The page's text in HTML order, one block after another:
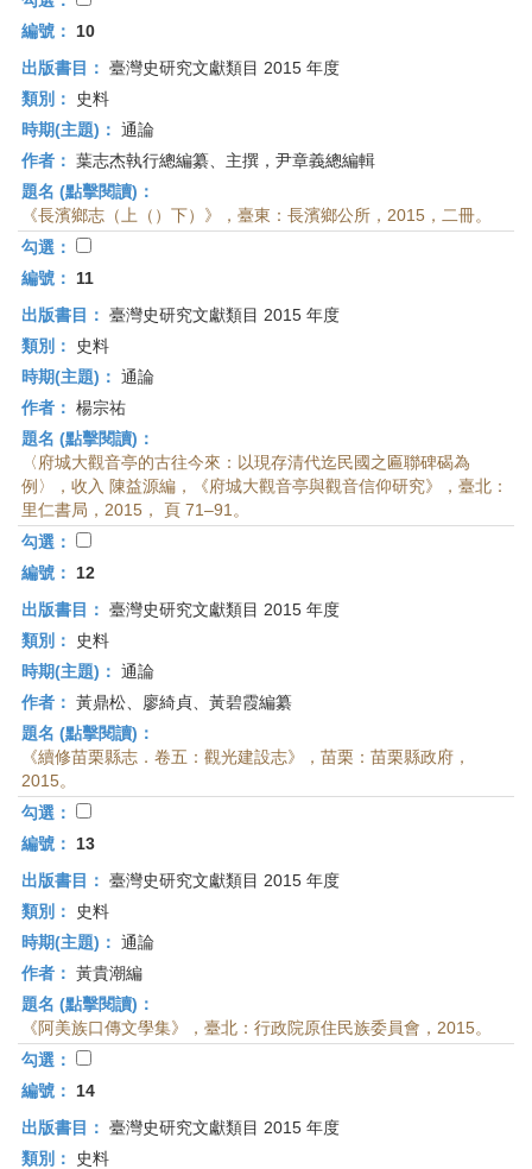
編號：
10
出版書目： 臺灣史研究文獻類目 2015 年度
類別：
史料
時期(主題)： 通論
作者： 葉志杰執行總編纂、主撰，尹章義總編輯
題名 (點擊閱讀)：
《長濱鄉志（上（）下）》，臺東：長濱鄉公所，2015，二冊。
勾選：
編號：
11
出版書目： 臺灣史研究文獻類目 2015 年度
類別：
史料
時期(主題)： 通論
作者： 楊宗祐
題名 (點擊閱讀)：
〈府城大觀音亭的古往今來：以現存清代迄民國之匾聯碑碣為
例〉，收入 陳益源編，《府城大觀音亭與觀音信仰研究》，臺北：
里仁書局，2015， 頁 71–91。
勾選：
編號：
12
出版書目： 臺灣史研究文獻類目 2015 年度
類別：
史料
時期(主題)： 通論
作者： 黃鼎松、廖綺貞、黃碧霞編纂
題名 (點擊閱讀)：
《續修苗栗縣志．卷五：觀光建設志》，苗栗：苗栗縣政府，
2015。
勾選：
編號：
13
出版書目： 臺灣史研究文獻類目 2015 年度
類別：
史料
時期(主題)： 通論
作者： 黃貴潮編
題名 (點擊閱讀)：
《阿美族口傳文學集》，臺北：行政院原住民族委員會，2015。
勾選：
編號：
14
出版書目： 臺灣史研究文獻類目 2015 年度
類別：
史料